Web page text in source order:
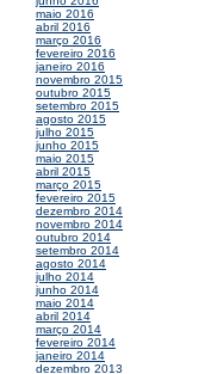
maio 2016
abril 2016
março 2016
fevereiro 2016
janeiro 2016
novembro 2015
outubro 2015
setembro 2015
agosto 2015
julho 2015
junho 2015
maio 2015
abril 2015
março 2015
fevereiro 2015
dezembro 2014
novembro 2014
outubro 2014
setembro 2014
agosto 2014
julho 2014
junho 2014
maio 2014
abril 2014
março 2014
fevereiro 2014
janeiro 2014
dezembro 2013